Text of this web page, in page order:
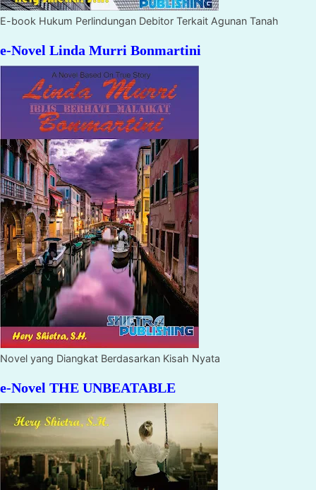
E-book Hukum Perlindungan Debitor Terkait Agunan Tanah
e-Novel Linda Murri Bonmartini
Novel yang Diangkat Berdasarkan Kisah Nyata
e-Novel THE UNBEATABLE